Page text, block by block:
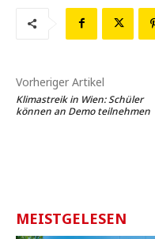
Vorheriger Artikel
Klimastreik in Wien: Schüler
können an Demo teilnehmen
MEISTGELESEN